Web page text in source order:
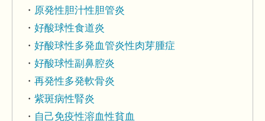
原発性胆汁性胆管炎
好酸球性食道炎
好酸球性多発血管炎性肉芽腫症
好酸球性副鼻腔炎
再発性多発軟骨炎
紫斑病性腎炎
自己免疫性溶血性貧血